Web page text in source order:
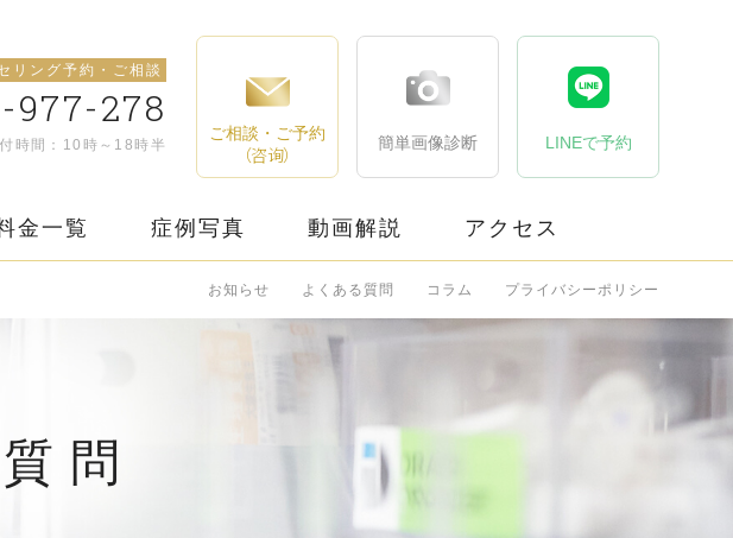
リング予約・ご相談
977-278
時間：10時～18時半
ご相談・ご予約
（咨询） 簡単画像診断 LINEで予約
金一覧 症例写真 動画解説 アクセス
お知らせ よくある質問 コラム プライバシーポリシー
問